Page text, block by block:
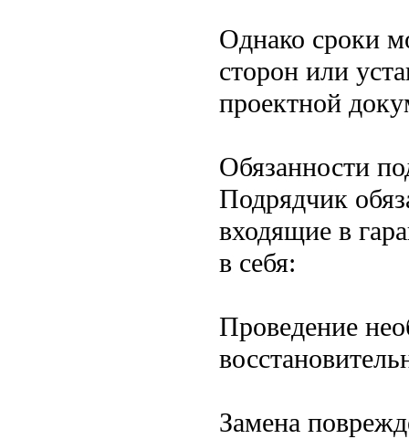
Однако сроки
сторон или
проектной
Обязанности
Подрядчик
входящие в
в себя:
Проведение
Замена